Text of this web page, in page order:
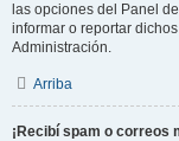
las opciones del Panel
informar o reportar
Administración.
Arriba
¡Recibí spam o correos